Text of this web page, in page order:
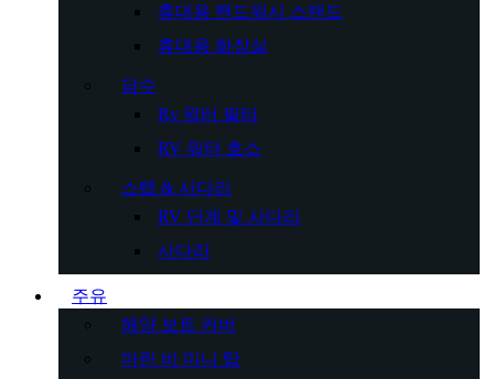
휴대용 핸드워시 스탠드
휴대용 화장실
담수
Rv 워터 필터
RV 워터 호스
스텝 & 사다리
RV 단계 및 사다리
사다리
주유
해양 보트 커버
마린 비 미니 탑